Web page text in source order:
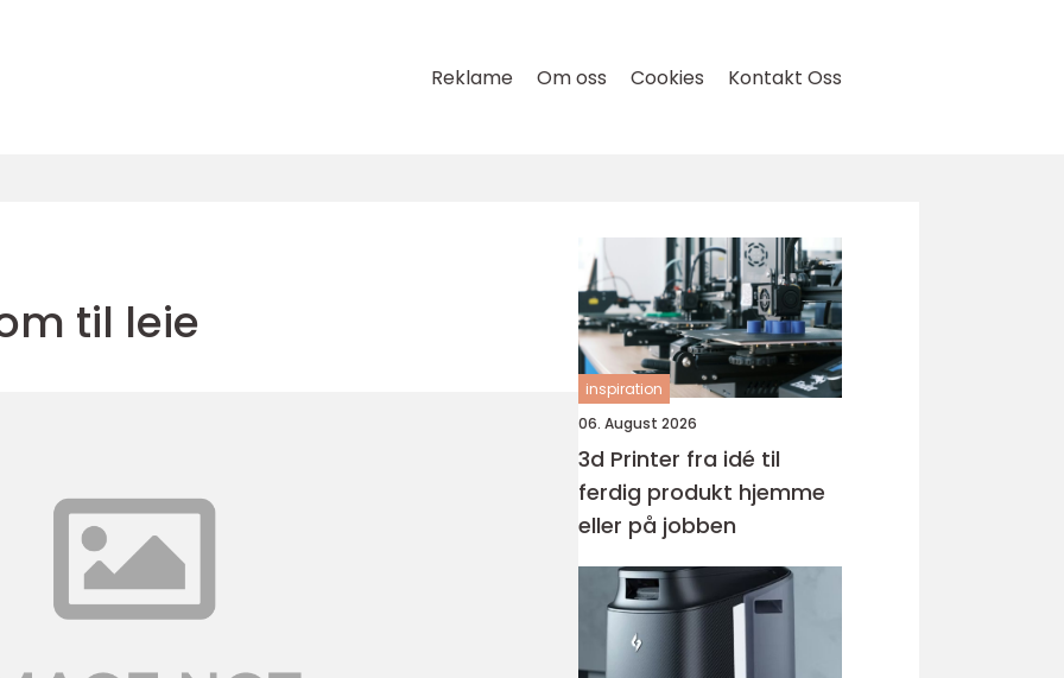
Reklame Om oss Cookies Kontakt Oss
til leie
inspiration
06. August 2026
3d Printer fra idé til
ferdig produkt hjemme
eller på jobben